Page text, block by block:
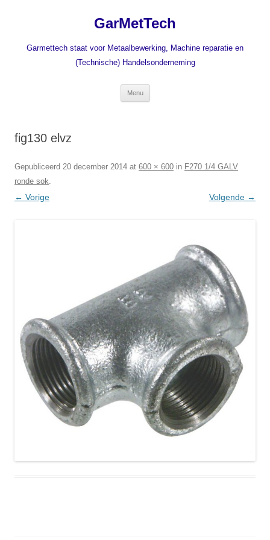
GarMetTech
Garmettech staat voor Metaalbewerking, Machine reparatie en
(Technische) Handelsonderneming
Menu
fig130 elvz
Gepubliceerd 20 december 2014 at 600 × 600 in F270 1/4 GALV
ronde sok.
← Vorige Volgende →